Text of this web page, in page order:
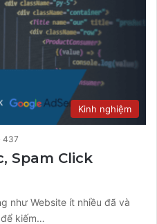
Kinh nghiệm
437
Spam Click
như Website ít nhiều đã và
kiếm…